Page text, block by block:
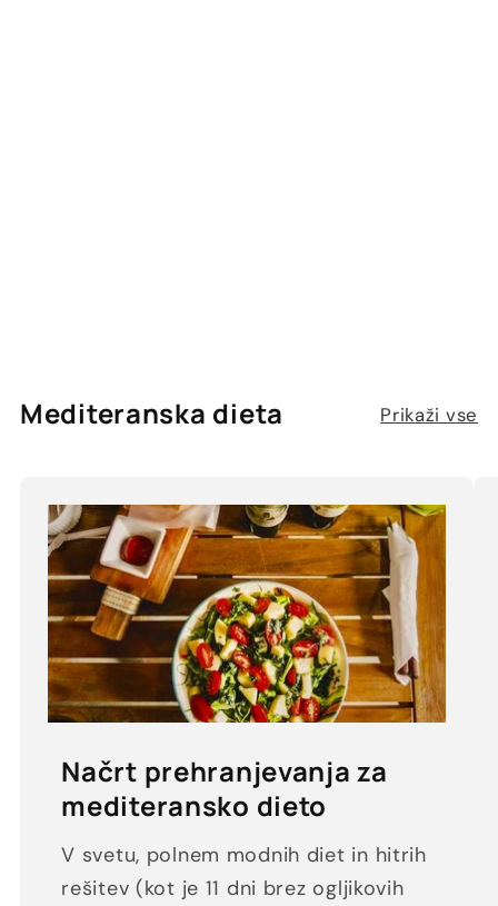
Mediteranska dieta Prikaži vse
Načrt prehranjevanja za
mediteransko dieto
V svetu, polnem modnih diet in hitrih
rešitev (kot je 11 dni brez ogljikovih